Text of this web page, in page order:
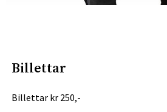
Billettar
Billettar kr 250,-